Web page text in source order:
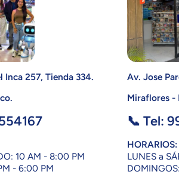
Inca 257, Tienda 334.
10 AM - 8:00 PM
- 6:00 PM
Av. Jose
Miraflores -
📞 Tel:
HORARIOS:
LUNES a